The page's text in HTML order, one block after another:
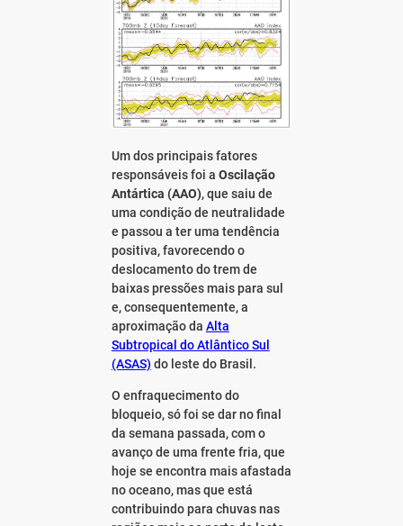
Um dos principais fatores
responsáveis foi a Oscilação
Antártica (AAO), que saiu de
uma condição de neutralidade
e passou a ter uma tendência
positiva, favorecendo o
deslocamento do trem de
baixas pressões mais para sul
e, consequentemente, a
aproximação da Alta
Subtropical do Atlântico Sul
(ASAS) do leste do Brasil.
O enfraquecimento do
bloqueio, só foi se dar no final
da semana passada, com o
avanço de uma frente fria, que
hoje se encontra mais afastada
no oceano, mas que está
contribuindo para chuvas nas